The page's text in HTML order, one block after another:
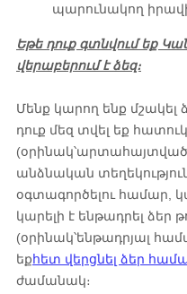
պարունակող
Եթե ​​դուք գտնվում եք
վերաբերում է ձեզ։
Մենք կարող ենք մշակել
դուք մեզ տվել եք հատուկ
(օրինակ՝արտահայտված
անձնական
օգտագործելու համար,
կարելի է ենթադրել ձեր
(օրինակ՝ենթադրյալ
եքհետ վերցնել ձեր
ժամանակ։